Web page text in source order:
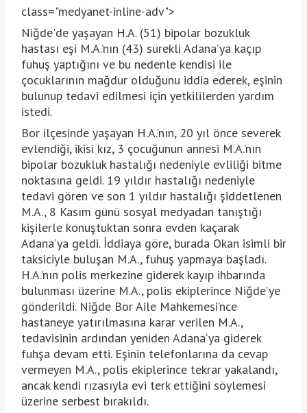
class="medyanet-inline-adv">
Niğde'de yaşayan H.A. (51) bipolar bozukluk
hastası eşi M.A.’nın (43) sürekli Adana’ya kaçıp
fuhuş yaptığını ve bu nedenle kendisi ile
çocuklarının mağdur olduğunu iddia ederek, eşinin
bulunup tedavi edilmesi için yetkililerden yardım
istedi.
Bor ilçesinde yaşayan H.A.’nın, 20 yıl önce severek
evlendiği, ikisi kız, 3 çocuğunun annesi M.A.’nın
bipolar bozukluk hastalığı nedeniyle evliliği bitme
noktasına geldi. 19 yıldır hastalığı nedeniyle
tedavi gören ve son 1 yıldır hastalığı şiddetlenen
M.A., 8 Kasım günü sosyal medyadan tanıştığı
kişilerle konuştuktan sonra evden kaçarak
Adana’ya geldi. İddiaya göre, burada Okan isimli bir
taksiciyle buluşan M.A., fuhuş yapmaya başladı.
H.A.’nın polis merkezine giderek kayıp ihbarında
bulunması üzerine M.A., polis ekiplerince Niğde’ye
gönderildi. Niğde Bor Aile Mahkemesi’nce
hastaneye yatırılmasına karar verilen M.A.,
tedavisinin ardından yeniden Adana’ya giderek
fuhşa devam etti. Eşinin telefonlarına da cevap
vermeyen M.A., polis ekiplerince tekrar yakalandı,
ancak kendi rızasıyla evi terk ettiğini söylemesi
üzerine serbest bırakıldı.